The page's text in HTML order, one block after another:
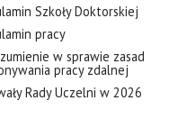
Szkoły Doktorskiej
pracy
w sprawie zasad
pracy zdalnej
Rady Uczelni w 2026